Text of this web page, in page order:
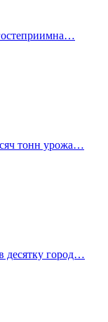
тонн урожа…
десятку город…